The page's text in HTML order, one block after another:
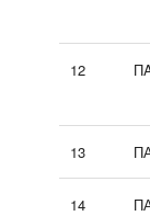
12
13
14